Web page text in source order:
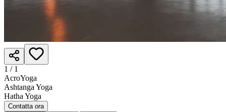
1 / 1
AcroYoga
Ashtanga Yoga
Hatha Yoga
Contatta ora